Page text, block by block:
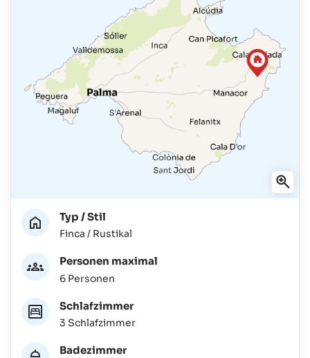
Typ / Stil
Finca / Rustikal
Personen maximal
6 Personen
Schlafzimmer
3 Schlafzimmer
Badezimmer